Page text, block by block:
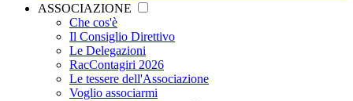
ASSOCIAZIONE
Che cos'è
Il Consiglio Direttivo
Le Delegazioni
RacContagiri 2026
Le tessere dell'Associazione
Voglio associarmi